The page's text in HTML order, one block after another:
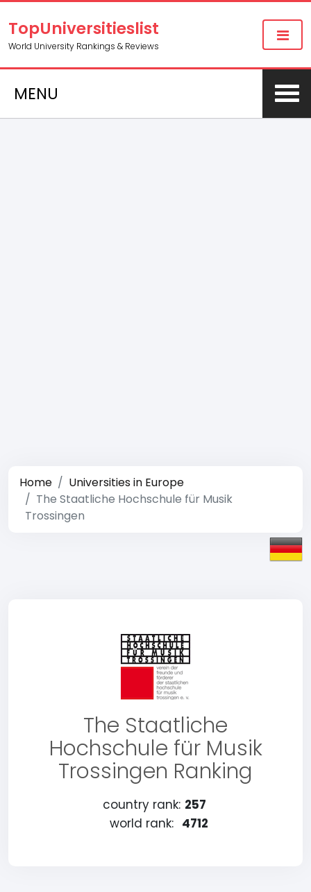
TopUniversitieslist
World University Rankings & Reviews
MENU
Home
Universities in Europe
The Staatliche Hochschule für Musik
Trossingen
The Staatliche
Hochschule für Musik
Trossingen Ranking
country rank: 257
world rank: 4712